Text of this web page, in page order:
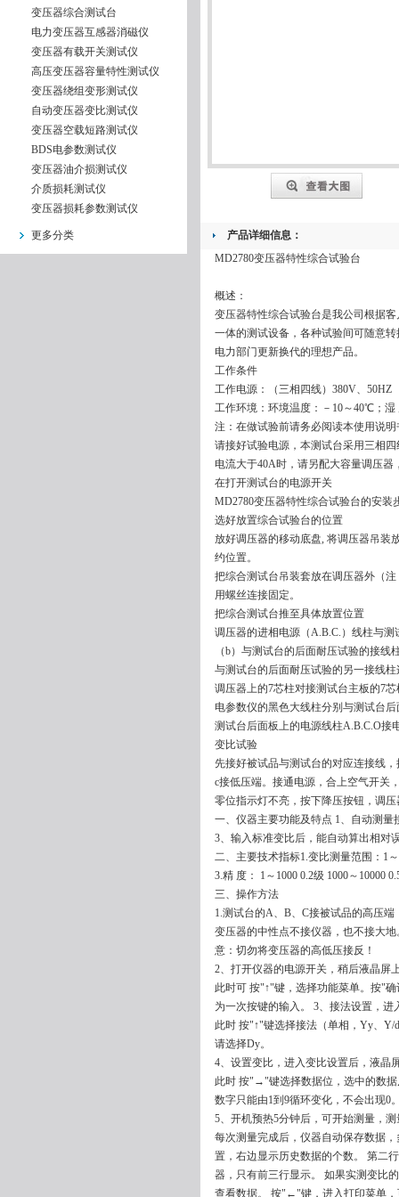
变压器综合测试台
电力变压器互感器消磁仪
变压器有载开关测试仪
高压变压器容量特性测试仪
变压器绕组变形测试仪
自动变压器变比测试仪
变压器空载短路测试仪
BDS电参数测试仪
变压器油介损测试仪
介质损耗测试仪
变压器损耗参数测试仪
更多分类
产品详细信息：
MD2780变压器特性综合试验台
概述：
变压器特性综合试验台是我公司根据
一体的测试设备，各种试验间可随意
电力部门更新换代的理想产品。
工作条件
工作电源：（三相四线）380V、50HZ
工作环境：环境温度：－10～40℃；湿
注：在做试验前请务必阅读本使用说明
请接好试验电源，本测试台采用三相
电流大于40A时，请另配大容量调压
在打开测试台的电源开关
MD2780变压器特性综合试验台的安装
选好放置综合试验台的位置
放好调压器的移动底盘, 将调压器吊装
约位置。
把综合测试台吊装套放在调压器外（
用螺丝连接固定。
把综合测试台推至具体放置位置
调压器的进相电源（A.B.C.）线柱与
（b）与测试台的后面耐压试验的接
与测试台的后面耐压试验的另一接线
调压器上的7芯柱对接测试台主板的7芯
电参数仪的黑色大线柱分别与测试台
测试台后面板上的电源线柱A.B.C.O接
变比试验
先接好被试品与测试台的对应连接线
c接低压端。接通电源，合上空气开关
零位指示灯不亮，按下降压按钮，调
一、仪器主要功能及特点 1、自动测
3、输入标准变比后，能自动算出相对
二、主要技术指标1.变比测量范围：1
3.精 度： 1～1000 0.2级 1000～10000
三、操作方法
1.测试台的A、B、C接被试品的高压端
变压器的中性点不接仪器，也不接大
意：切勿将变压器的高低压接反！
2、打开仪器的电源开关，稍后液晶屏
此时可 按"↑"键，选择功能菜单。按"
为一次按键的输入。 3、接法设置，
此时 按"↑"键选择接法（单相，Yy、
请选择Dy。
4、设置变比，进入变比设置后，液晶
此时 按"→"键选择数据位，选中的数
数字只能由1到9循环变化，不会出现0
5、开机预热5分钟后，可开始测量，
每次测量完成后，仪器自动保存数据
置，右边显示历史数据的个数。 第二
器，只有前三行显示。 如果实测变比
查看数据。 按"←"键，进入打印菜单